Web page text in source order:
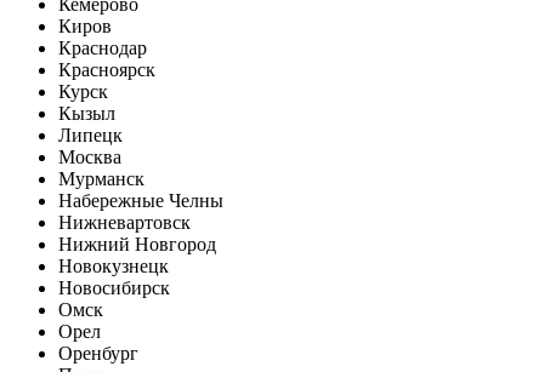
Кемерово
Киров
Краснодар
Красноярск
Курск
Кызыл
Липецк
Москва
Мурманск
Набережные Челны
Нижневартовск
Нижний Новгород
Новокузнецк
Новосибирск
Омск
Орел
Оренбург